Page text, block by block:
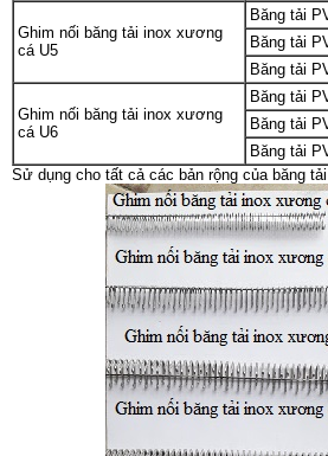
Ghim nối băng tải inox xương
cá U5
Băng tải
Băng tải
Băng tải
Ghim nối băng tải inox xương
cá U6
Băng tải
Băng tải
Băng tải
Sử dụng cho tất cả các bản rộng của băng tải